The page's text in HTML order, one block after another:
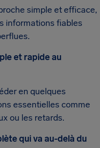
simple et efficace,
informations fiables
et rapide au
en quelques
essentielles comme
ou les retards.
qui va au-delà du